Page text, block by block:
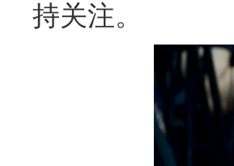
持关注。